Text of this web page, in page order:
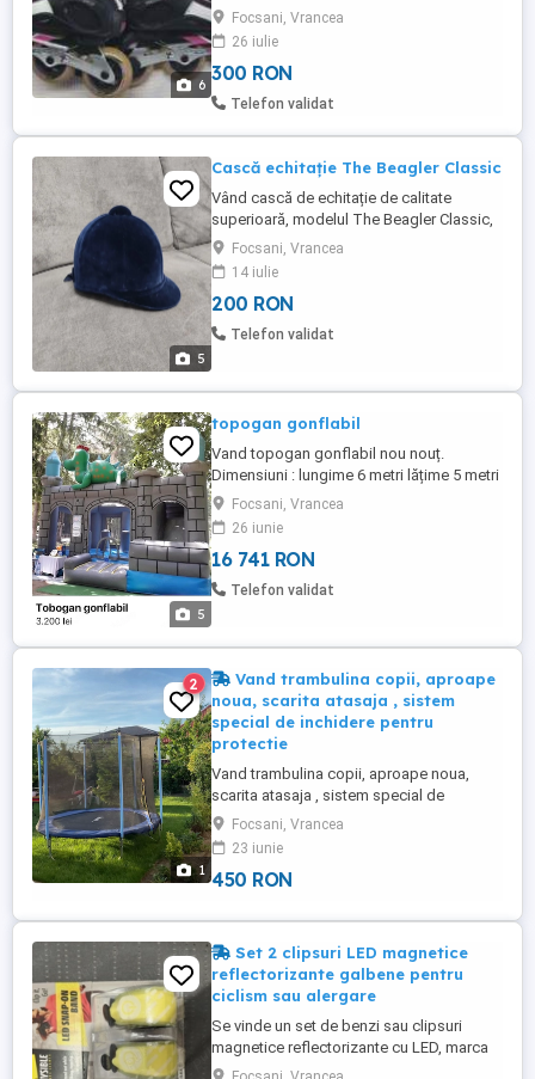
6
LADY (roz-negru) Roți: 80mm / 82A x 4
Rulmenti: ABEC 5 Căptușeala cu
tehnologia AirFlow de la Fila Skates oferă
piciorului respirabilitate și confort maxim
Căptușeala se adaptează ergonomiei
Focsani, Vrancea
26 iulie
300 RON
Telefon validat
5
Cască echitație The Beagler Classic
Vând cască de echitație de calitate
superioară, modelul The Beagler Classic,
fabricată în Marea Britanie. Este o cască
elegantă și sigură, perfectă pentru
pasionații de călărie, indiferent de nivelul
de experiență.
Focsani, Vrancea
14 iulie
200 RON
Telefon validat
5
topogan gonflabil
Vand topogan gonflabil nou nouț.
Dimensiuni : lungime 6 metri lățime 5 metri
inaltime 5 metri. Este nefolosit. Relații la
telefon
Focsani, Vrancea
26 iunie
16 741 RON
Telefon validat
1
2
Vand trambulina copii, aproape
noua, scarita atasaja , sistem
special de inchidere pentru
protectie
Vand trambulina copii, aproape noua,
scarita atasaja , sistem special de
inchidere pentru protectie
Focsani, Vrancea
23 iunie
450 RON
Set 2 clipsuri LED magnetice
reflectorizante galbene pentru
ciclism sau alergare
Se vinde un set de benzi sau clipsuri
magnetice reflectorizante cu LED, marca
Physible, utilizate pentru creșterea